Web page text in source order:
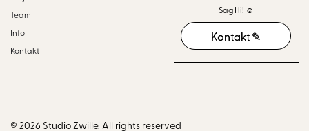
Team
Info
Kontakt
Sag Hi! ☺︎
Kontakt ✎
Kontakt ✎
© 2026 Studio Zwille. All rights reserved